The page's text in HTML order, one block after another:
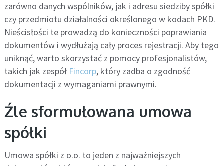
zarówno danych wspólników, jak i adresu siedziby spółki
czy przedmiotu działalności określonego w kodach PKD.
Nieścisłości te prowadzą do konieczności poprawiania
dokumentów i wydłużają cały proces rejestracji. Aby tego
uniknąć, warto skorzystać z pomocy profesjonalistów,
takich jak zespół Fincorp, który zadba o zgodność
dokumentacji z wymaganiami prawnymi.
Źle sformułowana umowa
spółki
Umowa spółki z o.o. to jeden z najważniejszych